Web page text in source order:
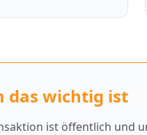
das wichtig ist
ist öffentlich und